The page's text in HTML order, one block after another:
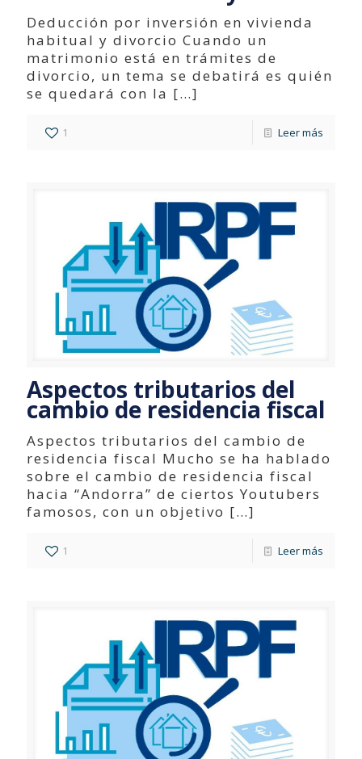
Deducción por inversión en vivienda
habitual y divorcio Cuando un
matrimonio está en trámites de
divorcio, un tema se debatirá es quién
se quedará con la […]
1 Leer más
Aspectos tributarios del
cambio de residencia fiscal
Aspectos tributarios del cambio de
residencia fiscal Mucho se ha hablado
sobre el cambio de residencia fiscal
hacia “Andorra” de ciertos Youtubers
famosos, con un objetivo […]
1 Leer más